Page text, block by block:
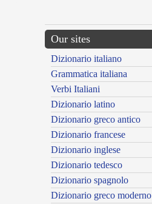
Our sites
Dizionario italiano
Grammatica italiana
Verbi Italiani
Dizionario latino
Dizionario greco antico
Dizionario francese
Dizionario inglese
Dizionario tedesco
Dizionario spagnolo
Dizionario greco moderno